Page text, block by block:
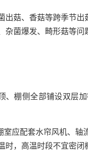
出菇、香菇等跨季节
杂菌爆发、畸形菇等
、棚侧全部铺设双层
室应配套水帘风机、
时，高温时段不宜密